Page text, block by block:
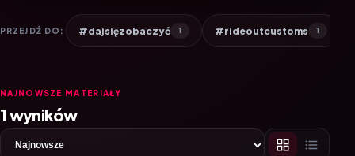
PRZEJDŹ DO: #dajsięzobaczyć 1 #rideoutcustoms 1
NAJNOWSZE MATERIAŁY
1 wyników